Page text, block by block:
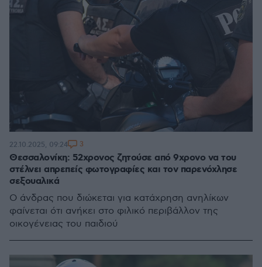
Θεσσαλονίκη: 52χρονος ζητούσε από 9χρονο να του
στέλνει απρεπείς φωτογραφίες και τον παρενόχλησε
σεξουαλικά
Ο άνδρας που διώκεται για κατάχρηση ανηλίκων
φαίνεται ότι ανήκει στο φιλικό περιβάλλον της
οικογένειας του παιδιού
22.10.2025, 09:24 3